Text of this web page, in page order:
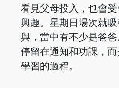
看見父母投入，也會
興趣。星期日場次就
與，當中有不少是爸
停留在通知和功課，
學習的過程。